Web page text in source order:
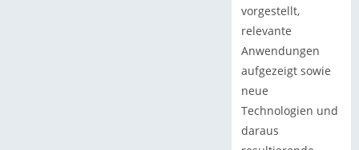
vorgestellt,
relevante
Anwendungen
aufgezeigt sowie
neue
Technologien und
daraus